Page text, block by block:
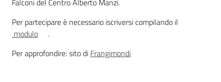
Falconi del Centro Alberto Manzi.
Per partecipare è necessario iscriversi compilando il
modulo
.
Per approfondire: sito di Frangimondi